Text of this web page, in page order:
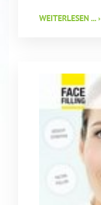
WEITERLESEN ... ›